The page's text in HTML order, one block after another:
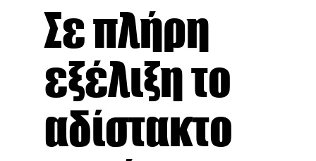
Σε πλήρη
εξέλιξη το
αδίστακτο